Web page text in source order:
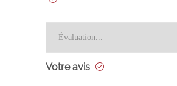
Votre avis